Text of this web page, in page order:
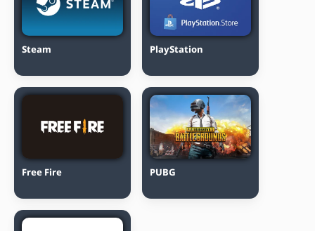
Steam PlayStation
Free Fire PUBG